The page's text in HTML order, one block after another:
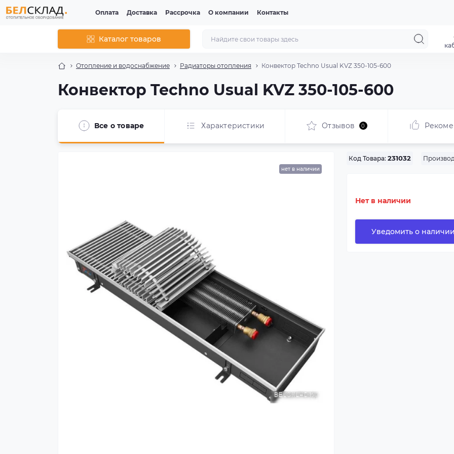
Оплата Доставка Рассрочка О компании Контакты
Каталог товаров
Отопление и водоснабжение Радиаторы отопления Конвектор Techno Usual KVZ 350-105-600
Конвектор Techno Usual KVZ 350-105-600
Все о товаре Характеристики Отзывов 0
нет в наличии
Код Товара: 231032
Нет в наличии
Уведомить о